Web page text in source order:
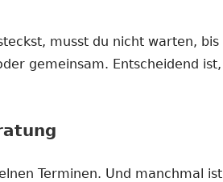
musst du nicht warten, bis
gemeinsam. Entscheidend ist,
Terminen. Und manchmal ist